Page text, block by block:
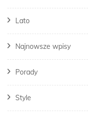
Lato
Najnowsze wpisy
Porady
Style